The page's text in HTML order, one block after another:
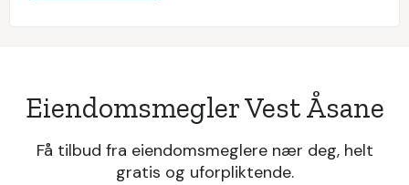
Eiendomsmegler Vest Åsane
Få tilbud fra eiendomsmeglere nær deg, helt
gratis og uforpliktende.